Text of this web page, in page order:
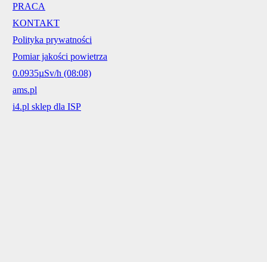
PRACA
KONTAKT
Polityka prywatności
Pomiar jakości powietrza
0.0935µSv/h (08:08)
ams.pl
i4.pl sklep dla ISP